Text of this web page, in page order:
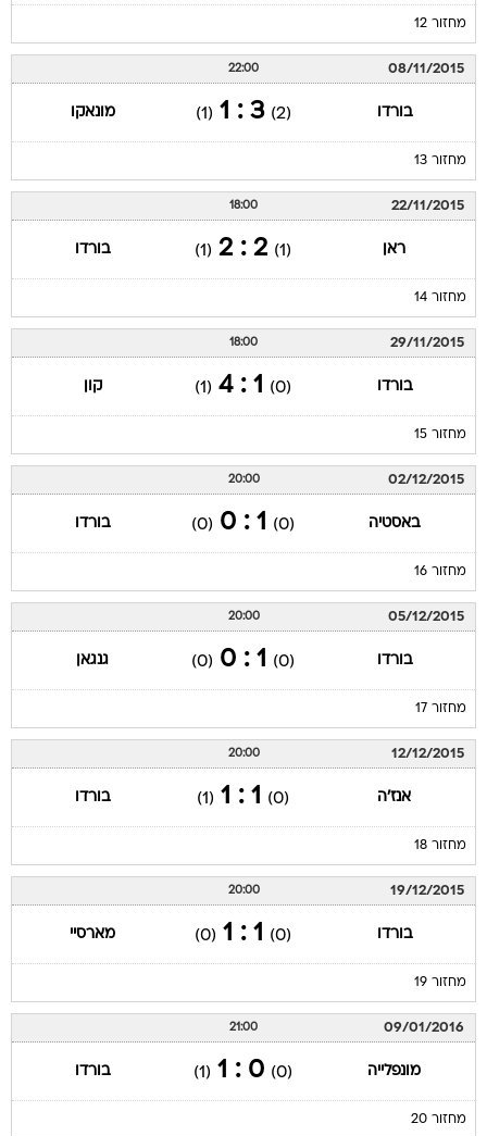
מחזור 12
08/11/2015
22:00
בורדו (2)
3 : 1
(1) מונאקו
מחזור 13
22/11/2015
18:00
ראן (1)
2 : 2
(1) בורדו
מחזור 14
29/11/2015
18:00
בורדו (0)
1 : 4
(1) קון
מחזור 15
02/12/2015
20:00
באסטיה (0)
1 : 0
(0) בורדו
מחזור 16
05/12/2015
20:00
בורדו (0)
1 : 0
(0) גנגאן
מחזור 17
12/12/2015
20:00
אנז'ה (0)
1 : 1
(1) בורדו
מחזור 18
19/12/2015
20:00
בורדו (0)
1 : 1
(0) מארסיי
מחזור 19
09/01/2016
21:00
מונפלייה (0)
0 : 1
(1) בורדו
מחזור 20